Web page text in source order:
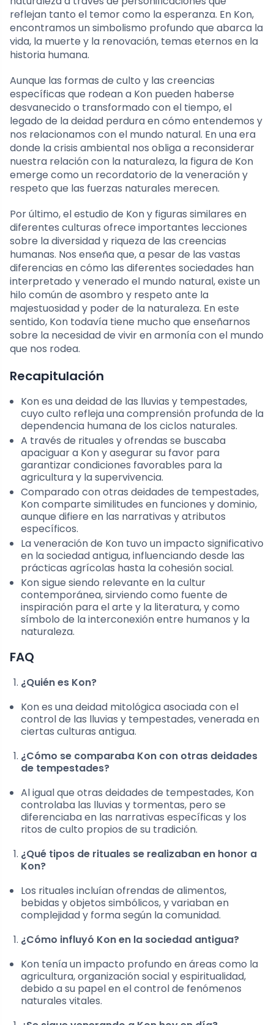
reflejan tanto el temor como la esperanza. En Kon,
encontramos un simbolismo profundo que abarca la
vida, la muerte y la renovación, temas eternos en la
historia humana.
Aunque las formas de culto y las creencias
específicas que rodean a Kon pueden haberse
desvanecido o transformado con el tiempo, el
legado de la deidad perdura en cómo entendemos y
nos relacionamos con el mundo natural. En una era
donde la crisis ambiental nos obliga a reconsiderar
nuestra relación con la naturaleza, la figura de Kon
emerge como un recordatorio de la veneración y
respeto que las fuerzas naturales merecen.
Por último, el estudio de Kon y figuras similares en
diferentes culturas ofrece importantes lecciones
sobre la diversidad y riqueza de las creencias
humanas. Nos enseña que, a pesar de las vastas
diferencias en cómo las diferentes sociedades han
interpretado y venerado el mundo natural, existe un
hilo común de asombro y respeto ante la
majestuosidad y poder de la naturaleza. En este
sentido, Kon todavía tiene mucho que enseñarnos
sobre la necesidad de vivir en armonía con el mundo
que nos rodea.
Recapitulación
Kon es una deidad de las lluvias y tempestades,
cuyo culto refleja una comprensión profunda de la
dependencia humana de los ciclos naturales.
A través de rituales y ofrendas se buscaba
apaciguar a Kon y asegurar su favor para
garantizar condiciones favorables para la
agricultura y la supervivencia.
Comparado con otras deidades de tempestades,
Kon comparte similitudes en funciones y dominio,
aunque difiere en las narrativas y atributos
específicos.
La veneración de Kon tuvo un impacto significativo
en la sociedad antigua, influenciando desde las
prácticas agrícolas hasta la cohesión social.
Kon sigue siendo relevante en la cultur
contemporánea, sirviendo como fuente de
inspiración para el arte y la literatura, y como
símbolo de la interconexión entre humanos y la
naturaleza.
FAQ
¿Quién es Kon?
Kon es una deidad mitológica asociada con el
control de las lluvias y tempestades, venerada en
ciertas culturas antigua.
¿Cómo se comparaba Kon con otras deidades
de tempestades?
Al igual que otras deidades de tempestades, Kon
controlaba las lluvias y tormentas, pero se
diferenciaba en las narrativas específicas y los
ritos de culto propios de su tradición.
¿Qué tipos de rituales se realizaban en honor a
Kon?
Los rituales incluían ofrendas de alimentos,
bebidas y objetos simbólicos, y variaban en
complejidad y forma según la comunidad.
¿Cómo influyó Kon en la sociedad antigua?
Kon tenía un impacto profundo en áreas como la
agricultura, organización social y espiritualidad,
debido a su papel en el control de fenómenos
naturales vitales.